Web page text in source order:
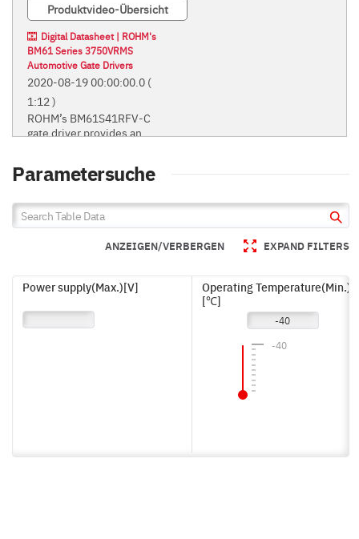
Produktvideo-Übersicht
Digital Datasheet | ROHM's
BM61 Series 3750VRMS
Automotive Gate Drivers
2020-08-19 00:00:00.0 (
1:12 )
ROHM’s BM61S41RFV-C
gate driver provides an
driver provides an isolation
BM61S41RFV-C
Parametersuche
ANZEIGEN/VERBERGEN EXPAND FILTERS
Power supply(Max.)[V]
Operating Temperature(Min.)
[℃]
-40